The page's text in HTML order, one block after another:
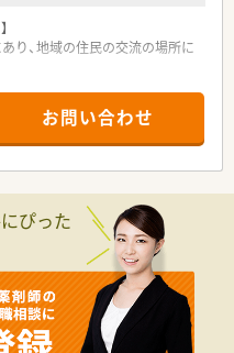
り、地域の住民の交流の場所に
。
り、居宅介護支援など在宅医療
います。
生したため、新たに管理薬剤師
募しています。
しみながら、共感を持って優し
ション能力を求めています。
いて、住民の方々と良好な関
たい方を歓迎します。
お問い合わせ
ぴった